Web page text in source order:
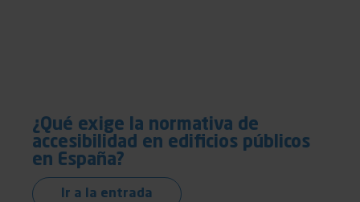
¿Qué exige la normativa de
accesibilidad en edificios públicos
en España?
Ir a la entrada